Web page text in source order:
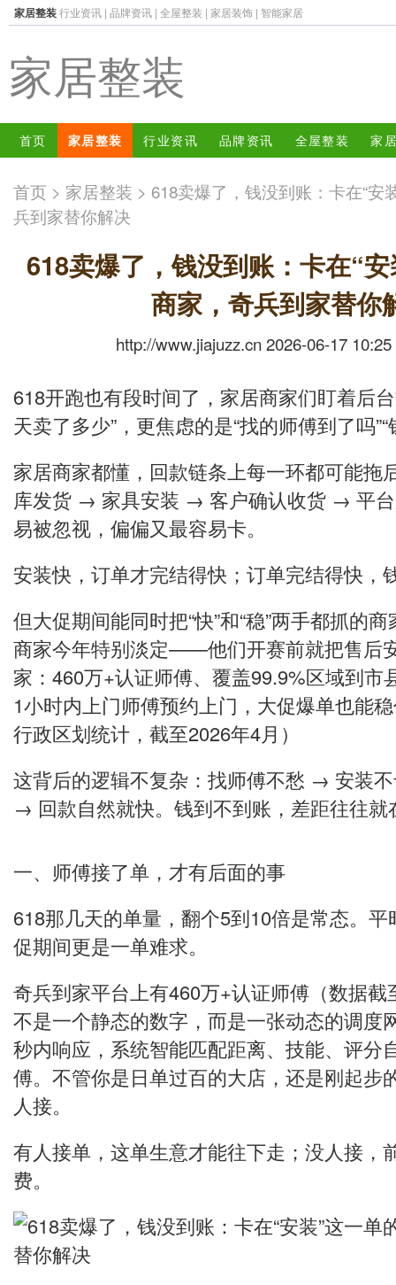
家居整装行业资讯 | 品牌资讯 | 全屋整装 | 家居装饰 | 智能家居
家居整装
首页 家居整装 行业资讯 品牌资讯 全屋整装 家
首页 > 家居整装 > 618卖爆了，钱没到账：卡在“安
兵到家替你解决
618卖爆了，钱没到账：卡在“
商家，奇兵到家替你
http://www.jiajuzz.cn 2026-06-17 10:25
618开跑也有段时间了，家居商家们盯着后
天卖了多少”，更焦虑的是“找的师傅到了吗
家居商家都懂，回款链条上每一环都可能
库发货 → 家具安装 → 客户确认收货 → 平
易被忽视，偏偏又最容易卡。
安装快，订单才完结得快；订单完结得快，
但大促期间能同时把“快”和“稳”两手都抓的
商家今年特别淡定——他们开赛前就把售后
家：460万+认证师傅、覆盖99.9%区域到市
1小时内上门师傅预约上门，大促爆单也能
行政区划统计，截至2026年4月）
这背后的逻辑不复杂：找师傅不愁 → 安装
→ 回款自然就快。钱到不到账，差距往往就
一、师傅接了单，才有后面的事
618那几天的单量，翻个5到10倍是常态。
促期间更是一单难求。
奇兵到家平台上有460万+认证师傅（数据截
不是一个静态的数字，而是一张动态的调
秒内响应，系统智能匹配距离、技能、评分
傅。不管你是日单过百的大店，还是刚起步
人接。
有人接单，这单生意才能往下走；没人接，
费。